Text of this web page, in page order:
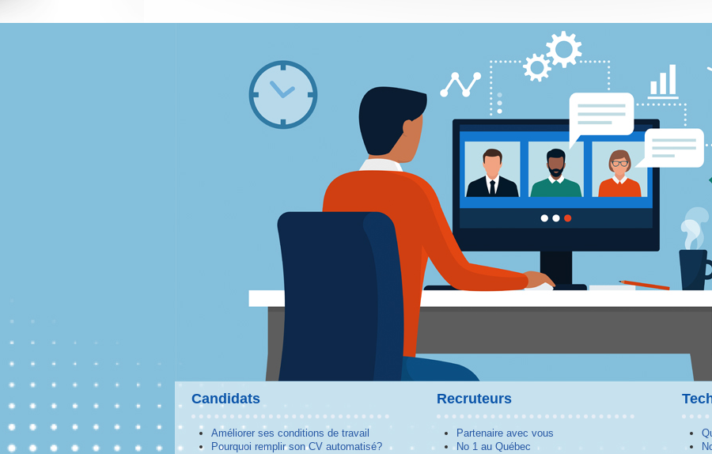
Candidats
Améliorer ses conditions de travail
Pourquoi remplir son CV automatisé?
Recruteurs
Partenaire avec vous
No 1 au Québec